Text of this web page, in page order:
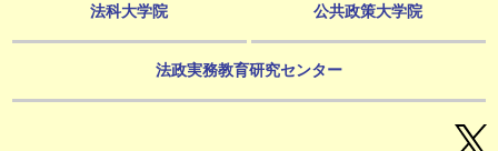
法科大学院 公共政策大学院
法政実務教育研究センター